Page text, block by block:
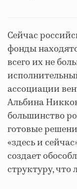
Сейчас
фонды
всего их не
ассоциации
Альбина
большинство
готовые
«здесь и
создает
структуру,